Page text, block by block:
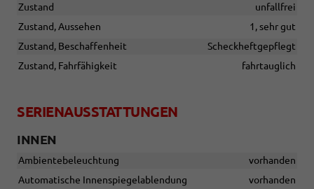
Zustand
unfallfrei
Zustand, Aussehen
1, sehr gut
Zustand, Beschaffenheit
Scheckheftgepflegt
Zustand, Fahrfähigkeit
fahrtauglich
SERIENAUSSTATTUNGEN
INNEN
Ambientebeleuchtung
vorhanden
Automatische Innenspiegelablendung
vorhanden